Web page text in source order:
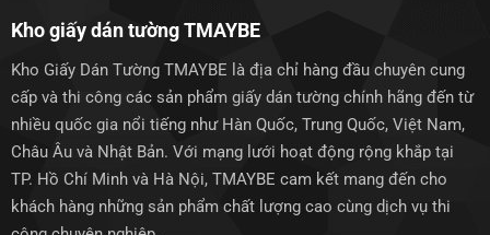
Kho giấy dán tường TMAYBE
Kho Giấy Dán Tường TMAYBE là địa chỉ hàng đầu chuyên cung
cấp và thi công các sản phẩm giấy dán tường chính hãng đến từ
nhiều quốc gia nổi tiếng như Hàn Quốc, Trung Quốc, Việt Nam,
Châu Âu và Nhật Bản. Với mạng lưới hoạt động rộng khắp tại
TP. Hồ Chí Minh và Hà Nội, TMAYBE cam kết mang đến cho
khách hàng những sản phẩm chất lượng cao cùng dịch vụ thi